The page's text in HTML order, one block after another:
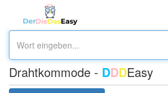
Drahtkommode - DDDEasy